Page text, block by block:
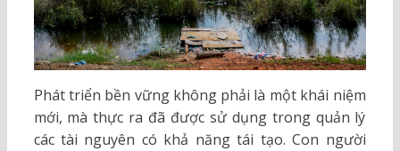
Phát triển bền vững không phải là một khái niệm
mới, mà thực ra đã được sử dụng trong quản lý
các tài nguyên có khả năng tái tạo. Con người